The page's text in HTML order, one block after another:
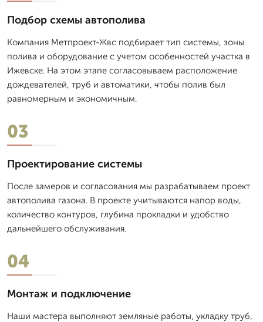
Подбор схемы автополива
Компания Метпроект-Жвс подбирает тип системы, зоны
полива и оборудование с учетом особенностей участка в
Ижевске. На этом этапе согласовываем расположение
дождевателей, труб и автоматики, чтобы полив был
равномерным и экономичным.
03
Проектирование системы
После замеров и согласования мы разрабатываем проект
автополива газона. В проекте учитываются напор воды,
количество контуров, глубина прокладки и удобство
дальнейшего обслуживания.
04
Монтаж и подключение
Наши мастера выполняют земляные работы, укладку труб,